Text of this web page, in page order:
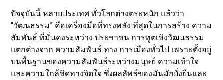
ปัจจุบันนี้ หลายประเทศ ทั่วโลกต่างตระหนัก แล้วว่า
“วัฒนธรรม” คือเครื่องมือที่ทรงพลัง ที่สุดในการสร้าง ความ
สัมพันธ์ ที่มั่นคงระหว่าง ประชาชน การทูตเชิงวัฒนธรรม
แตกต่างจาก ความสัมพันธ์ ทาง การเมืองทั่วไป เพราะตั้งอยู่
บนพื้นฐานของความสัมพันธ์ระหว่างมนุษย์ ความเข้าใจ
และความใกล้ชิดทางจิตใจ ซึ่งผลลัพธ์ของมันมักยั่งยืนและ